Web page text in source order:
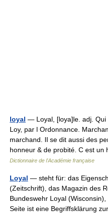
loyal — Loyal, [loya]le. adj. Qui
Loy, par l Ordonnance.
marchand. Il se dit aussi des
honneur & de probité. C est
Dictionnaire de l'Académie française
Loyal — steht für: das
(Zeitschrift), das Magazin des
Bundeswehr Loyal
Seite ist eine Begriffsklärung